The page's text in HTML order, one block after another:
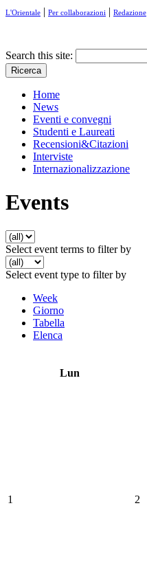
L'Orientale | Per collaborazioni | Redazione
Search this site:
Home
News
Eventi e convegni
Studenti e Laureati
Recensioni&Citazioni
Interviste
Internazionalizzazione
Events
Select event terms to filter by
Select event type to filter by
Week
Giorno
Tabella
Elenca
Lun
1 2